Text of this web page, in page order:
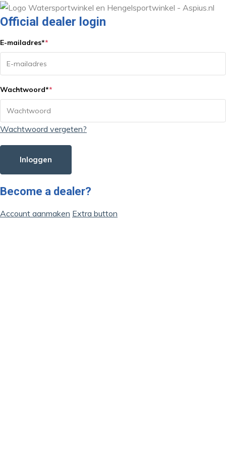
Official dealer login
E-mailadres**
Wachtwoord**
Wachtwoord vergeten?
Inloggen
Become a dealer?
Account aanmaken Extra button